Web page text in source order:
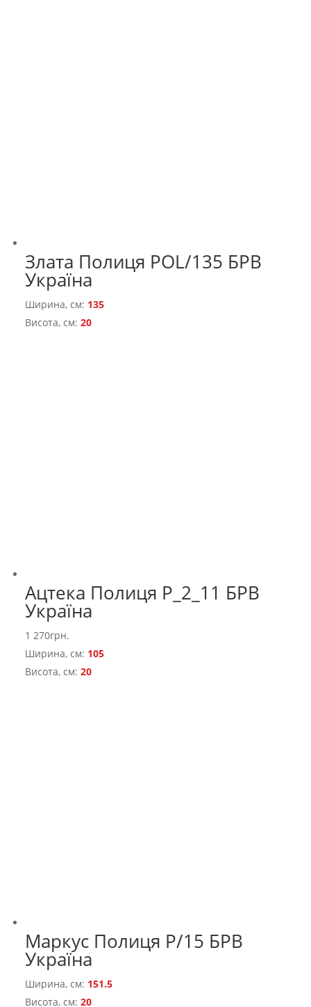
Злата Полиця РOL/135 БРВ
Україна
Ширина, см: 135
Висота, см:20
Ацтека Полиця Р_2_11 БРВ
Україна
1 270грн.
Ширина, см: 105
Висота, см:20
Маркус Полиця P/15 БРВ
Україна
Ширина, см: 151.5
Висота, см:20